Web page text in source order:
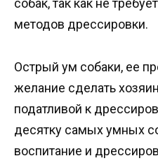
собак, так как не
методов дрессировки.
Острый ум собаки, ее
желание сделать
податливой к
десятку самых умных
воспитание и